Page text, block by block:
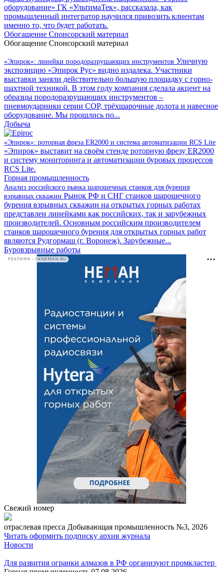
оборудование» ГК «УльтимаТек», рассказала, как
промышленный интегратор научился привозить клиентам
именно то, что будет работать.
Обогащение Спонсорский материал
Обогащение Спонсорский материал
«Эпирок»: линейки породоразрушающих инструментов Уличную
экспозицию «Эпирок Рус» видно издалека. Участники
выставки заняли действительно большую площадку с горно-
шахтной техникой. В этом году компания сделала акцент на
образцы породоразрущающих инструментов –
пневмоударники серии COP, трёхшарочные долота и навесное
оборудование. Мы прошлись по...
Добыча
«Эпирок»: роторная фреза ER2000 и система автоматизации RCS Lite
«Эпирок» выставит на своём стенде роторную фрезу ER2000
и систему мониторинга и автоматизации буровых процессов
RCS Lite.
Горная промышленность
Анализ российского рынка шарошечных станков для бурения
взрывных скважин Рынок РФ и СНГ станков шарошечного
бурения взрывных скважин на открытых горных работах
представлен линейками как российских, так и зарубежных
производителей. Основным российским производителем
станков шарошечного бурения для открытых горных работ
являются Рудгормаш (г. Воронеж). Зарубежные...
Буровзрывные работы
РЕКЛАМА • SKNEMAN.RU
Свежий номер
отраcлевая пресса Добывающая промышленность №3, 2026
Читать оформить подписку архив журнала
Новости
Для развития огранки алмазов в РФ организуют промкластер